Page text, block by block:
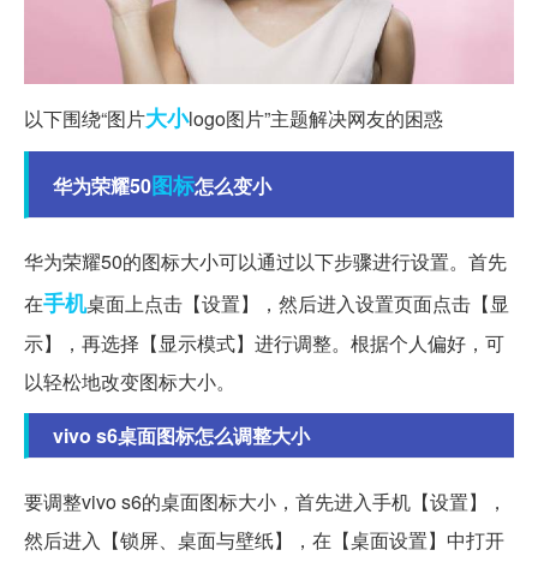
以下围绕“图片大小logo图片”主题解决网友的困惑
华为荣耀50图标怎么变小
华为荣耀50的图标大小可以通过以下步骤进行设置。首先
在手机桌面上点击【设置】，然后进入设置页面点击【显
示】，再选择【显示模式】进行调整。根据个人偏好，可
以轻松地改变图标大小。
vivo s6桌面图标怎么调整大小
要调整vivo s6的桌面图标大小，首先进入手机【设置】，
然后进入【锁屏、桌面与壁纸】，在【桌面设置】中打开